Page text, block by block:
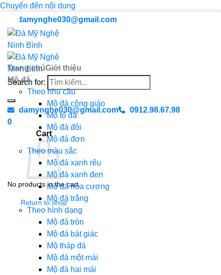
Chuyển đến nội dung
damynghe030@gmail.com
Search for:
damynghe030@gmail.com
0912.98.67.98
0
Cart
No products in the cart.
Return to shop
Trang chủGiới thiệu
Mộ đá
Theo nhu cầu
Mộ đá công giáo
Mộ tổ đá
Mộ đá đôi
Mộ đá đơn
Theo màu sắc
Mộ đá xanh rêu
Mộ đá xanh đen
Mộ đá hoa cương
Mộ đá trắng
Theo hình dạng
Mộ đá tròn
Mộ đá bát giác
Mộ tháp đá
Mộ đá một mái
Mộ đá hai mái